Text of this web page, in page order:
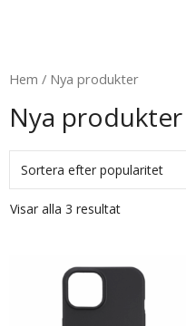
Hem / Nya produkter
Nya produkter
Visar alla 3 resultat